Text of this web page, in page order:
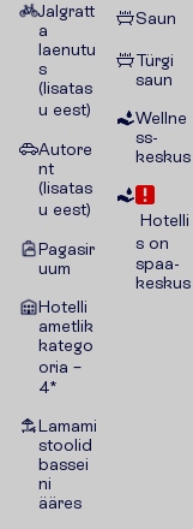
Jalgratt
a
laenutu
s
(lisatas
u eest)
Autore
nt
(lisatas
u eest)
Pagasir
uum
Hotelli
ametlik
katego
oria –
4*
Lamami
stoolid
bassei
ni
ääres
Saun
Türgi
saun
Wellne
ss-
keskus
Hotelli
s on
spaa-
keskus